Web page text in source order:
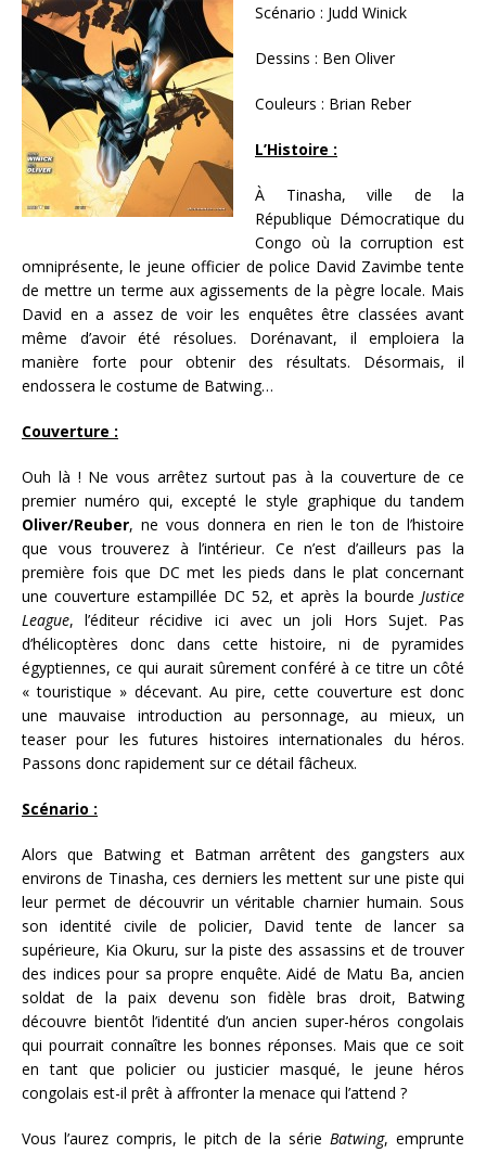
Scénario : Judd Winick
Dessins : Ben Oliver
Couleurs : Brian Reber
L’Histoire :
À Tinasha, ville de la
République Démocratique du
Congo où la corruption est
omniprésente, le jeune officier de police David Zavimbe tente
de mettre un terme aux agissements de la pègre locale. Mais
David en a assez de voir les enquêtes être classées avant
même d’avoir été résolues. Dorénavant, il emploiera la
manière forte pour obtenir des résultats. Désormais, il
endossera le costume de Batwing…
Couverture :
Ouh là ! Ne vous arrêtez surtout pas à la couverture de ce
premier numéro qui, excepté le style graphique du tandem
Oliver/Reuber, ne vous donnera en rien le ton de l’histoire
que vous trouverez à l’intérieur. Ce n’est d’ailleurs pas la
première fois que DC met les pieds dans le plat concernant
une couverture estampillée DC 52, et après la bourde Justice
League, l’éditeur récidive ici avec un joli Hors Sujet. Pas
d’hélicoptères donc dans cette histoire, ni de pyramides
égyptiennes, ce qui aurait sûrement conféré à ce titre un côté
« touristique » décevant. Au pire, cette couverture est donc
une mauvaise introduction au personnage, au mieux, un
teaser pour les futures histoires internationales du héros.
Passons donc rapidement sur ce détail fâcheux.
Scénario :
Alors que Batwing et Batman arrêtent des gangsters aux
environs de Tinasha, ces derniers les mettent sur une piste qui
leur permet de découvrir un véritable charnier humain. Sous
son identité civile de policier, David tente de lancer sa
supérieure, Kia Okuru, sur la piste des assassins et de trouver
des indices pour sa propre enquête. Aidé de Matu Ba, ancien
soldat de la paix devenu son fidèle bras droit, Batwing
découvre bientôt l’identité d’un ancien super-héros congolais
qui pourrait connaître les bonnes réponses. Mais que ce soit
en tant que policier ou justicier masqué, le jeune héros
congolais est-il prêt à affronter la menace qui l’attend ?
Vous l’aurez compris, le pitch de la sérieBatwing, emprunte